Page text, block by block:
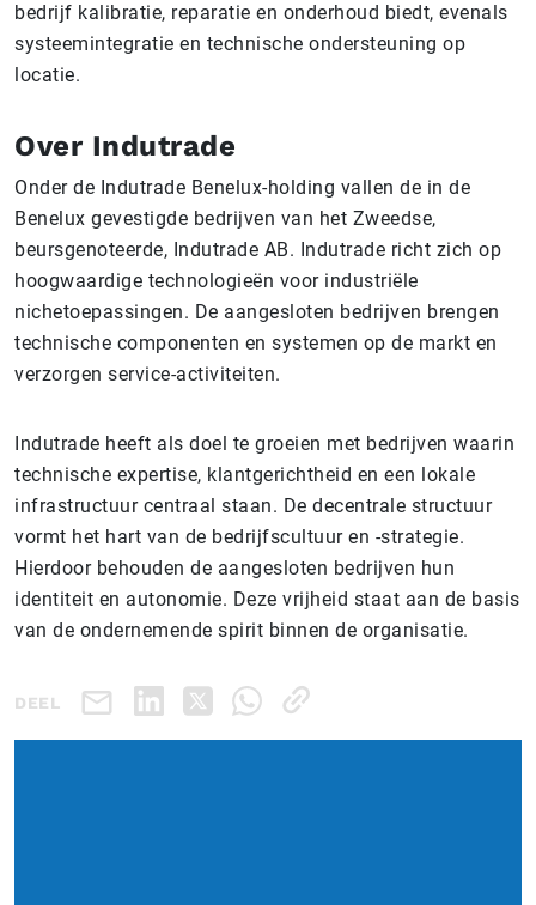
bedrijf kalibratie, reparatie en onderhoud biedt, evenals
systeemintegratie en technische ondersteuning op
locatie.
Over Indutrade
Onder de Indutrade Benelux-holding vallen de in de
Benelux gevestigde bedrijven van het Zweedse,
beursgenoteerde, Indutrade AB. Indutrade richt zich op
hoogwaardige technologieën voor industriële
nichetoepassingen. De aangesloten bedrijven brengen
technische componenten en systemen op de markt en
verzorgen service-activiteiten.
Indutrade heeft als doel te groeien met bedrijven waarin
technische expertise, klantgerichtheid en een lokale
infrastructuur centraal staan. De decentrale structuur
vormt het hart van de bedrijfscultuur en -strategie.
Hierdoor behouden de aangesloten bedrijven hun
identiteit en autonomie. Deze vrijheid staat aan de basis
van de ondernemende spirit binnen de organisatie.
DEEL